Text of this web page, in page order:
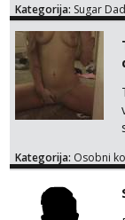
Kategorija: Sugar
Kategorija: Osobni